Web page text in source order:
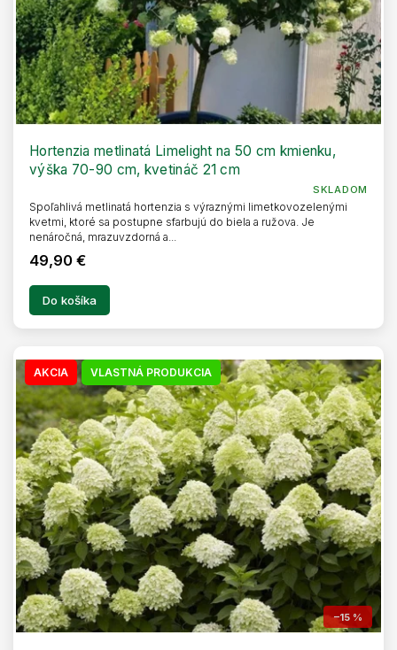
o
v
Hortenzia metlinatá Limelight na 50 cm kmienku,
výška 70-90 cm, kvetináč 21 cm
SKLADOM
49,90 €
Do košíka
Spoľahlivá metlinatá hortenzia s výraznými limetkovozelenými
kvetmi, ktoré sa postupne sfarbujú do biela a ružova. Je
nenáročná, mrazuvzdorná a...
AKCIA VLASTNÁ PRODUKCIA
–15 %